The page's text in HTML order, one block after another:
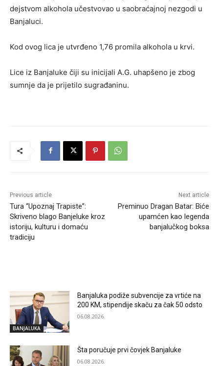
dejstvom alkohola učestvovao u saobraćajnoj nezgodi u
Banjaluci.
Kod ovog lica je utvrđeno 1,76 promila alkohola u krvi.
Lice iz Banjaluke čiji su inicijali A.G. uhapšeno je zbog
sumnje da je prijetilo sugrađaninu.
Previous article
Tura “Upoznaj Trapiste”:
Skriveno blago Banjeluke kroz
istoriju, kulturu i domaću
tradiciju
Next article
Preminuo Dragan Batar: Biće
upamćen kao legenda
banjalučkog boksa
BANJALUKA
Banjaluka podiže subvencije za vrtiće na
200 KM, stipendije skaču za čak 50 odsto
06.08.2026.
Šta poručuje prvi čovjek Banjaluke
06.08.2026.